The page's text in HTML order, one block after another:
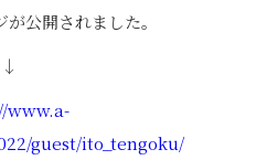
公開されました。
↓
www.a-
guest/ito_tengoku/